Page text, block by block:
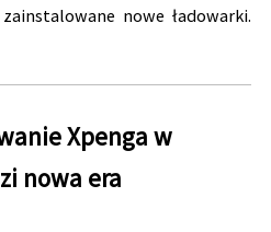
nowe ładowarki.
Xpenga w
nowa era